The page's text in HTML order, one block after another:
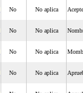
No No aplica
No No aplica
No No aplica
No No aplica